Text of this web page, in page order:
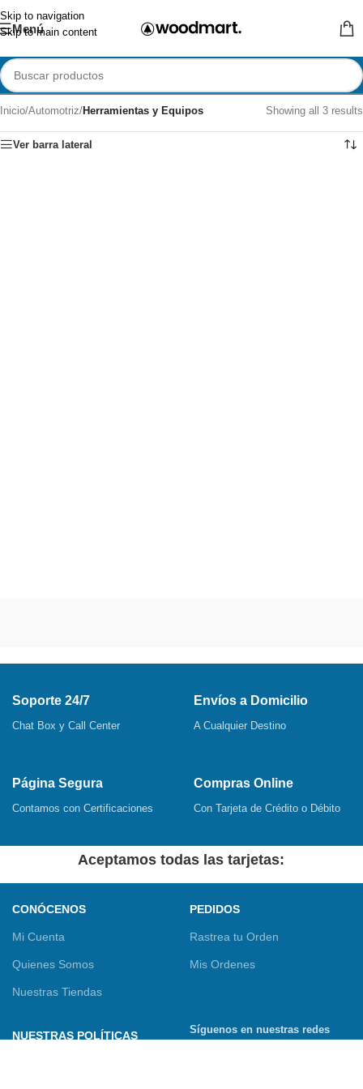
Skip to navigation
Skip to main content
Menú
Inicio/Automotriz/Herramientas y Equipos Showing all 3 results
Ver barra lateral
Soporte 24/7
Chat Box y Call Center
Envíos a Domicilio
A Cualquier Destino
Página Segura
Contamos con Certificaciones
Compras Online
Con Tarjeta de Crédito o Débito
Aceptamos todas las tarjetas:
CONÓCENOS
Mi Cuenta
Quienes Somos
Nuestras Tiendas
PEDIDOS
Rastrea tu Orden
Mis Ordenes
NUESTRAS POLÍTICAS
Síguenos en nuestras redes